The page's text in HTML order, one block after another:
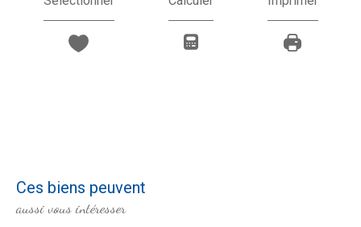
Ces biens peuvent
aussi vous intéresser